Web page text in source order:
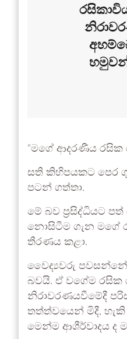
“මගේ ආදරණීය
සති කිහිපයකට පෙර
පටන් ගත්තා.
මේ බව ප්‍රසිද්ධියට
නොසිටීම ගැන මගේ
තීරණය කළා.
වෛද්‍යවරු පවසන්නේ
බවයි. ඒ වගේම
නිරාවරණයවීමේදී
තත්ත්වයෙන් මිදී,
මෙන්ම ආශීර්වාදය ද